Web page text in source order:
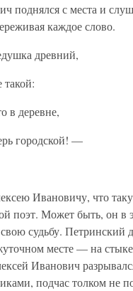
поднялся с места и
каждое слово.
древний,
такой:
в деревне,
городской! —
Ивановичу, что
поэт. Может быть, он в
судьбу. Петринский
месте — на
Иванович
подчас толком не